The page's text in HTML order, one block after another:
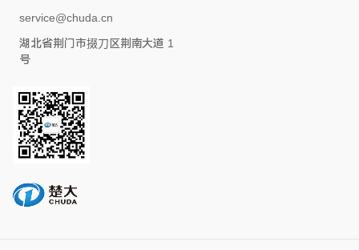
service@chuda.cn
湖北省荆门市掇刀区荆南大道 1
号